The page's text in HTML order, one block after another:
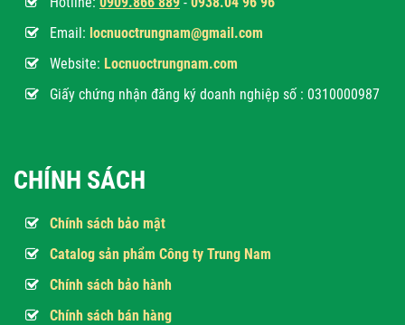
Email: locnuoctrungnam@gmail.com
Website: Locnuoctrungnam.com
Giấy chứng nhận đăng ký doanh nghiệp số : 0310000987
CHÍNH SÁCH
Chính sách bảo mật
Catalog sản phẩm Công ty Trung Nam
Chính sách bảo hành
Chính sách bán hàng